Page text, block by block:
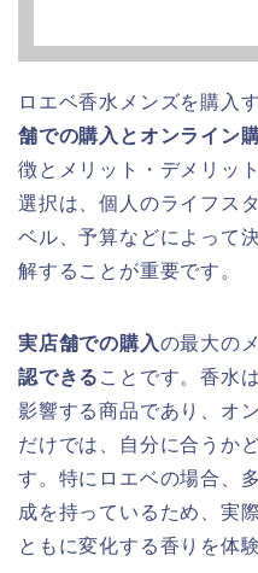
ロエベ香水メンズを購入
舗での購入とオンライン
徴とメリット・デメリッ
選択は、個人のライフス
ベル、予算などによって
解することが重要です。
実店舗での購入の最大の
認できる ことです。香水
影響する商品であり、オ
だけでは、自分に合うか
す。特にロエベの場合、
成を持っているため、実
ともに変化する香りを体